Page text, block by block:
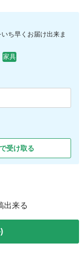
ち早くお届け出来ま
家具
受け取る
出来る